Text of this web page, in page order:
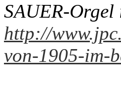
SAUER-
http://
von-1905-im-